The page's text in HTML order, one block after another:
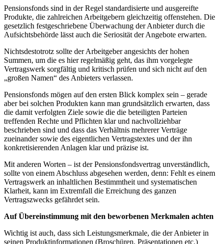
Pensionsfonds sind in der Regel standardisierte und ausgereifte
Produkte, die zahlreichen Arbeitgebern gleichzeitig offenstehen. Die
gesetzlich festgeschriebene Überwachung der Anbieter durch die
Aufsichtsbehörde lässt auch die Seriosität der Angebote erwarten.
Nichtsdestotrotz sollte der Arbeitgeber angesichts der hohen
Summen, um die es hier regelmäßig geht, das ihm vorgelegte
Vertragswerk sorgfältig und kritisch prüfen und sich nicht auf den
„großen Namen“ des Anbieters verlassen.
Pensionsfonds mögen auf den ersten Blick komplex sein – gerade
aber bei solchen Produkten kann man grundsätzlich erwarten, dass
die damit verfolgten Ziele sowie die die beteiligten Parteien
treffenden Rechte und Pflichten klar und nachvollziehbar
beschrieben sind und dass das Verhältnis mehrerer Verträge
zueinander sowie des eigentlichen Vertragstextes und der ihn
konkretisierenden Anlagen klar und präzise ist.
Mit anderen Worten – ist der Pensionsfondsvertrag unverständlich,
sollte von einem Abschluss abgesehen werden, denn: Fehlt es einem
Vertragswerk an inhaltlichen Bestimmtheit und systematischen
Klarheit, kann im Extremfall die Erreichung des ganzen
Vertragszwecks gefährdet sein.
Auf Übereinstimmung mit den beworbenen Merkmalen achten
Wichtig ist auch, dass sich Leistungsmerkmale, die der Anbieter in
seinen Produktinformationen (Broschüren, Präsentationen etc.)